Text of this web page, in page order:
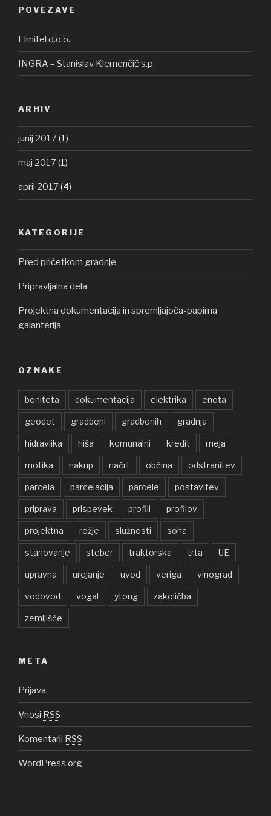
POVEZAVE
Elmitel d.o.o.
INGRA – Stanislav Klemenčič s.p.
ARHIV
junij 2017(1)
maj 2017(1)
april 2017(4)
KATEGORIJE
Pred pričetkom gradnje
Pripravljalna dela
Projektna dokumentacija in spremljajoča-papirna
galanterija
OZNAKE
boniteta dokumentacija elektrika enota
geodet gradbeni gradbenih gradnja
hidravlika hiša komunalni kredit meja
motika nakup načrt občina odstranitev
parcela parcelacija parcele postavitev
priprava prispevek profili profilov
projektna rožje služnosti soha
stanovanje steber traktorska trta UE
upravna urejanje uvod veriga vinograd
vodovod vogal ytong zakoličba
zemljišče
META
Prijava
Vnosi RSS
Komentarji RSS
WordPress.org